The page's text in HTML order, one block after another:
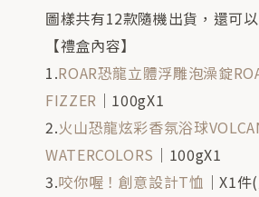
圖樣共有12款隨機出貨，還可
【禮盒內容】
1.ROAR恐龍立體浮雕泡澡錠
FIZZER │100gX1
2.火山恐龍炫彩香氛浴球
WATERCOLORS │100gX1
3.咬你喔！創意設計T恤 │X1件